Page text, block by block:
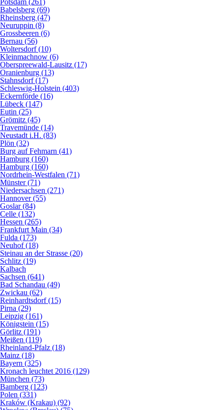
Potsdam (261)
Babelsberg (69)
Rheinsberg (47)
Neuruppin (8)
Grossbeeren (6)
Bernau (56)
Woltersdorf (10)
Kleinmachnow (6)
Oberspreewald-Lausitz (17)
Oranienburg (13)
Stahnsdorf (17)
Schleswig-Holstein (403)
Eckernförde (16)
Lübeck (147)
Eutin (25)
Grömitz (45)
Travemünde (14)
Neustadt i.H. (83)
Plön (32)
Burg auf Fehmarn (41)
Hamburg (160)
Hamburg (160)
Nordrhein-Westfalen (71)
Münster (71)
Niedersachsen (271)
Hannover (55)
Goslar (84)
Celle (132)
Hessen (265)
Frankfurt Main (34)
Fulda (173)
Neuhof (18)
Steinau an der Strasse (20)
Schlitz (19)
Kalbach
Sachsen (641)
Bad Schandau (49)
Zwickau (62)
Reinhardtsdorf (15)
Pirna (29)
Leipzig (161)
Königstein (15)
Görlitz (191)
Meißen (119)
Rheinland-Pfalz (18)
Mainz (18)
Bayern (325)
Kronach leuchtet 2016 (129)
München (73)
Bamberg (123)
Polen (331)
Kraków (Krakau) (92)